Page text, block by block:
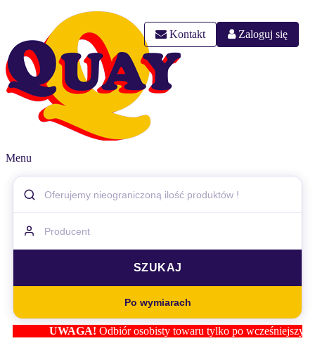
Kontakt Zaloguj się
Menu
Po wymiarach
UWAGA!Odbiór osobisty towaru tylko po wcześniejszym